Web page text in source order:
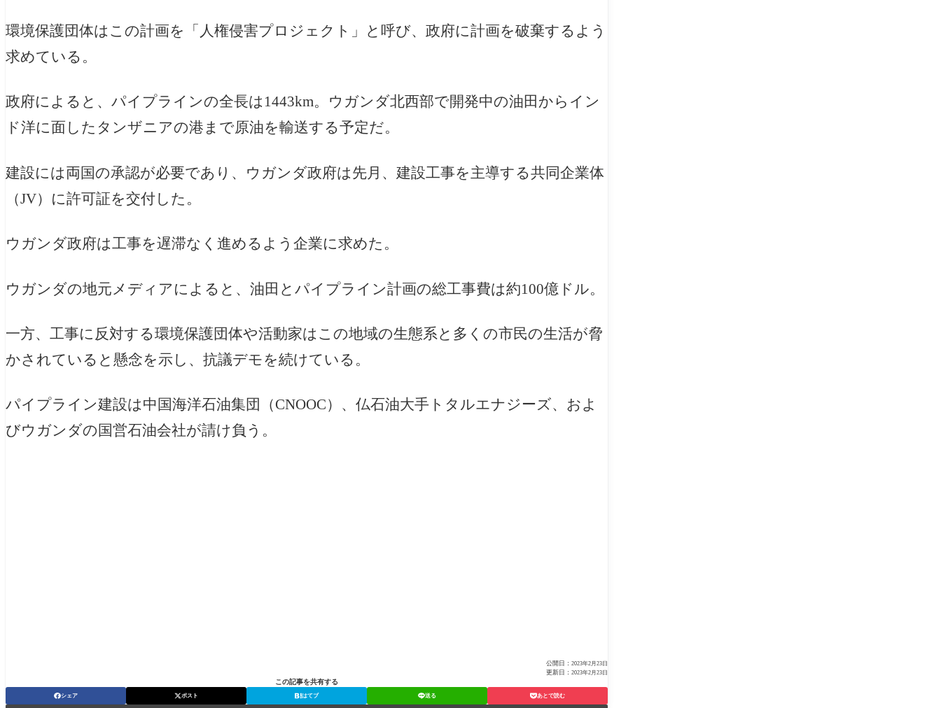
環境保護団体はこの計画を「人権侵害プロジェクト」と呼び、政府に計画を破棄するよう
求めている。
政府によると、パイプラインの全長は1443km。ウガンダ北西部で開発中の油田からイン
ド洋に面したタンザニアの港まで原油を輸送する予定だ。
建設には両国の承認が必要であり、ウガンダ政府は先月、建設工事を主導する共同企業体
（JV）に許可証を交付した。
ウガンダ政府は工事を遅滞なく進めるよう企業に求めた。
ウガンダの地元メディアによると、油田とパイプライン計画の総工事費は約100億ドル。
一方、工事に反対する環境保護団体や活動家はこの地域の生態系と多くの市民の生活が脅
かされていると懸念を示し、抗議デモを続けている。
パイプライン建設は中国海洋石油集団（CNOOC）、仏石油大手トタルエナジーズ、およ
びウガンダの国営石油会社が請け負う。
公開日： 2023年2月23日
更新日： 2023年2月23日
この記事を共有する
シェア ポスト はてブ 送る あとで読む